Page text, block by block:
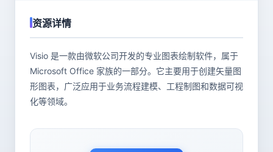
资源详情
Visio 是一款由微软公司开发的专业图表绘制软件，属于
Microsoft Office 家族的一部分。它主要用于创建矢量图
形图表，广泛应用于业务流程建模、工程制图和数据可视
化等领域。